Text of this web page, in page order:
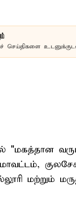
செய்திகளை
"மகத்தான
மாவட்டம்,
மற்றும்